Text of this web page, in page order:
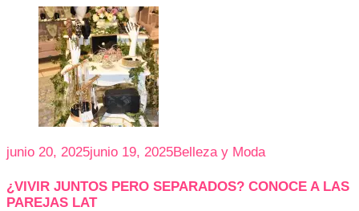
junio 20, 2025junio 19, 2025Belleza y Moda
¿VIVIR JUNTOS PERO SEPARADOS? CONOCE A LAS
PAREJAS LAT